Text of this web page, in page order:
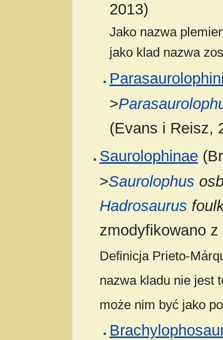
2013)
Jako nazwa
jako klad nazwa
>
(Evans i Reisz,
Saurolophinae
>Saurolophus
Hadrosaurus
zmodyfikowano z
Definicja Prieto-
nazwa kladu nie jest
może nim być jako